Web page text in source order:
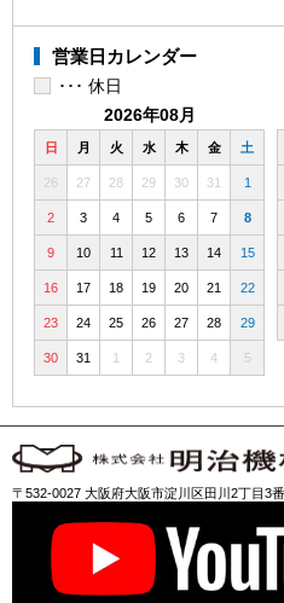
営業日カレンダー
･･･ 休日
2026年08月
日 月 火 水 木 金 土
26 27 28 29 30 31 1
2 3 4 5 6 7 8
9 10 11 12 13 14 15
16 17 18 19 20 21 22
23 24 25 26 27 28 29
30 31 1 2 3 4 5
〒532-0027 大阪府大阪市淀川区田川2丁目